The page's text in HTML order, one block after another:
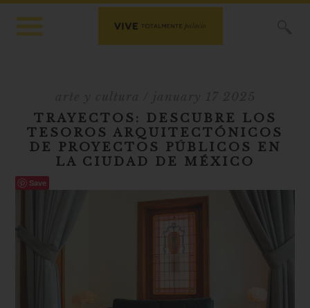
TRAYECTOS: DESCUBRE LOS
TESOROS ARQUITECTÓNICOS
DE PROYECTOS PÚBLICOS EN
LA CIUDAD DE MÉXICO
Save